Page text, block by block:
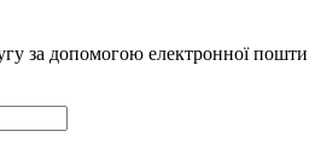
за допомогою електронної пошти